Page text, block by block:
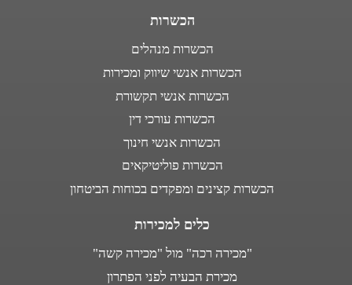
הכשרות
הכשרות מנהלים
הכשרות אנשי שיווק ומכירות
הכשרות אנשי תקשורת
הכשרות עורכי דין
הכשרות אנשי חינוך
הכשרות פוליטיקאים
הכשרות קצינים ומפקדים בכוחות הביטחון
כלים למכירות
"מכירה רכה" מול "מכירה קשה"
מכירת הבעיה לפני הפתרון